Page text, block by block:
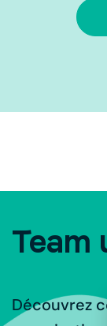
Team
Découvrez